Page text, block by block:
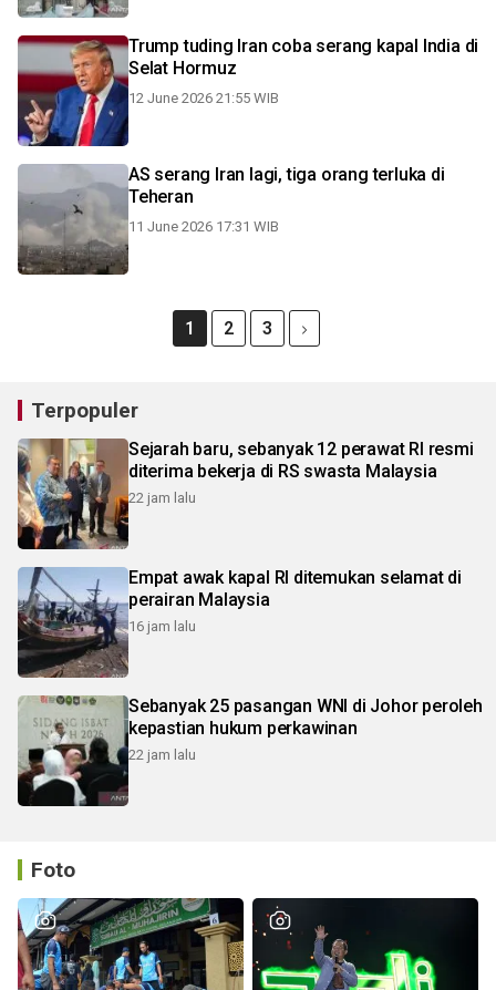
Trump tuding Iran coba serang kapal India di
Selat Hormuz
12 June 2026 21:55 WIB
AS serang Iran lagi, tiga orang terluka di
Teheran
11 June 2026 17:31 WIB
1 2 3
Terpopuler
Sejarah baru, sebanyak 12 perawat RI resmi
diterima bekerja di RS swasta Malaysia
22 jam lalu
Empat awak kapal RI ditemukan selamat di
perairan Malaysia
16 jam lalu
Sebanyak 25 pasangan WNI di Johor peroleh
kepastian hukum perkawinan
22 jam lalu
Foto